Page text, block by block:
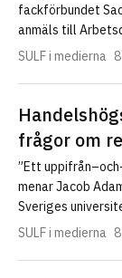
fackförbundet
anmäls till
SULF i medierna
frågor om
”Ett
menar Jacob
Sveriges
SULF i medierna